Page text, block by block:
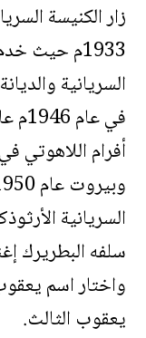
زار الكنيسة
1933م حيث
السريانية
في
أفرام اللاهوتي
سلفه البطريرك
واختار اسم
يعقوب الثالث.